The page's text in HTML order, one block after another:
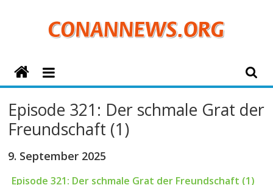
ConanNews.org
Conan
News
Episode 321: Der schmale Grat der
Freundschaft (1)
9. September 2025
Episode 321: Der schmale Grat der Freundschaft (1)